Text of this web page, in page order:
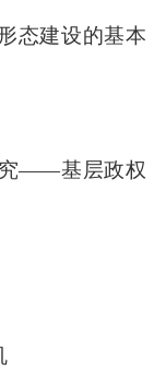
态建设的基本
究——基层政权